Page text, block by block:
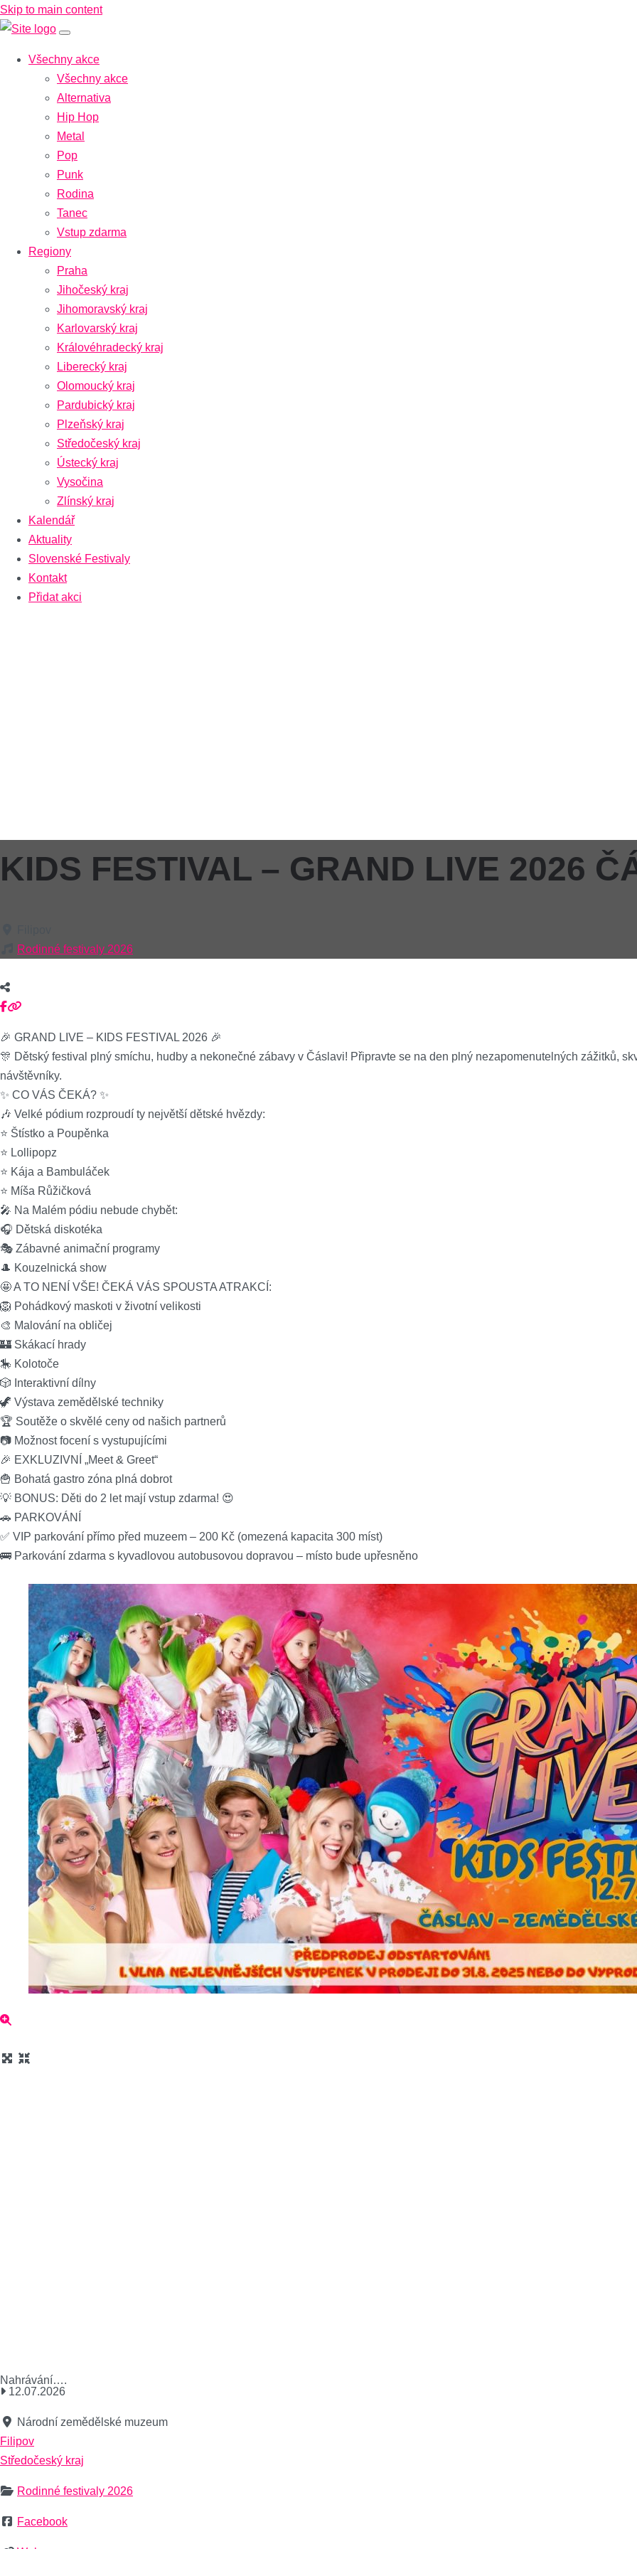
Skip to main content
Všechny akce
Všechny akce
Alternativa
Hip Hop
Metal
Pop
Punk
Rodina
Tanec
Vstup zdarma
Regiony
Praha
Jihočeský kraj
Jihomoravský kraj
Karlovarský kraj
Královéhradecký kraj
Liberecký kraj
Olomoucký kraj
Pardubický kraj
Plzeňský kraj
Středočeský kraj
Ústecký kraj
Vysočina
Zlínský kraj
Kalendář
Aktuality
Slovenské Festivaly
Kontakt
Přidat akci
KIDS FESTIVAL – GRAND LIVE 2026
Rodinné festivaly 2026
🎉 GRAND LIVE – KIDS FESTIVAL 2026 🎉
🎊 Dětský festival plný smíchu, hudby a nekonečné zábavy v Čáslavi! Připravte se na den plný nezapomenutelných zážitků,
návštěvníky.
✨ CO VÁS ČEKÁ? ✨
🎶 Velké pódium rozproudí ty největší dětské hvězdy:
⭐ Štístko a Poupěnka
⭐ Lollipopz
⭐ Kája a Bambuláček
⭐ Míša Růžičková
🎤 Na Malém pódiu nebude chybět:
🎧 Dětská diskotéka
🎭 Zábavné animační programy
🎩 Kouzelnická show
🤩 A TO NENÍ VŠE! ČEKÁ VÁS SPOUSTA ATRAKCÍ:
🦁 Pohádkový maskoti v životní velikosti
🎨 Malování na obličej
🏰 Skákací hrady
🎠 Kolotoče
🎲 Interaktivní dílny
🦖 Výstava zemědělské techniky
🏆 Soutěže o skvělé ceny od našich partnerů
📷 Možnost focení s vystupujícími
🎉 EXKLUZIVNÍ „Meet & Greet“
🍟 Bohatá gastro zóna plná dobrot
💡 BONUS: Děti do 2 let mají vstup zdarma! 😍
🚗 PARKOVÁNÍ
✅ VIP parkování přímo před muzeem – 200 Kč (omezená kapacita 300 míst)
🚌 Parkování zdarma s kyvadlovou autobusovou dopravou – místo bude upřesněno
Nahrávání….
12.07.2026
Národní zemědělské muzeum
Filipov
Středočeský kraj
Rodinné festivaly 2026
Facebook